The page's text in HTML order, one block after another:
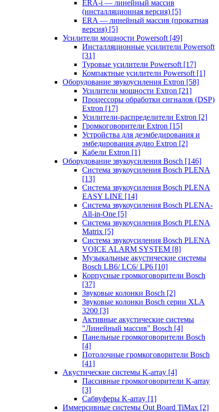
ERA-i — линейный массив
(инсталляционная версия) [5]
ERA — линейный массив (прокатная
версия) [5]
Усилители мощности Powersoft [49]
Инсталляционные усилители Powersoft
[31]
Туровые усилители Powersoft [17]
Компактные усилители Powersoft [1]
Оборудование звукоусиления Extron [58]
Усилители мощности Extron [21]
Процессоры обработки сигналов (DSP)
Extron [17]
Усилители-распределители Extron [2]
Громкоговорители Extron [15]
Устройства для деэмбедирования и
эмбедирования аудио Extron [2]
Кабели Extron [1]
Оборудование звукоусиления Bosch [146]
Система звукоусиления Bosch PLENA
[13]
Система звукоусиления Bosch PLENA
EASY LINE [14]
Система звукоусиления Bosch PLENA-
All-in-One [5]
Система звукоусиления Bosch PLENA
Matrix [5]
Система звукоусиления Bosch PLENA
VOICE ALARM SYSTEM [8]
Музыкальные акустические системы
Bosch LB6/ LC6/ LP6 [10]
Корпусные громкоговорители Bosch
[37]
Звуковые колонки Bosch [2]
Звуковые колонки Bosch серии XLA
3200 [3]
Активные акустические системы
"Линейный массив" Bosch [4]
Панельные громкоговорители Bosch
[4]
Потолочные громкоговорители Bosch
[41]
Акустические системы K-array [4]
Пассивные громкоговорители K-array
[3]
Сабвуферы K-array [1]
Иммерсивные системы Out Board TiMax [2]